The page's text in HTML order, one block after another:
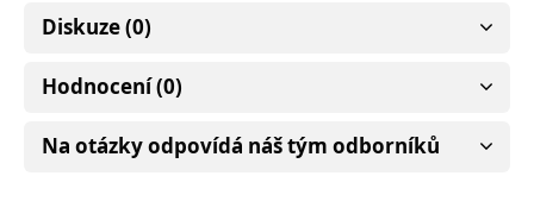
Diskuze (0)
Hodnocení (0)
Na otázky odpovídá náš tým odborníků